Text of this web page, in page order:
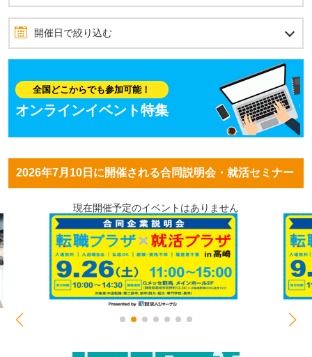
全国のエリアから探す
北海道・東北
北海道
青森県
岩手県
秋田県
宮城県
山形県
福島県
北関東
茨城県
栃木県
群馬県
首都圏
埼玉県
東京都
神奈川県
千葉県
甲信越
山梨県
長野県
新潟県
北陸
石川県
富山県
福井県
東海
愛知県
静岡県
岐阜県
三重県
関西
大阪府
兵庫県
京都府
滋賀県
奈良県
和歌山県
四国
愛媛県
香川県
高知県
徳島県
中国
岡山県
広島県
島根県
鳥取県
山口県
九州・沖縄
福岡県
佐賀県
長崎県
熊本県
大分県
宮崎県
鹿児島県
沖縄県
開催日で絞り込む
2026年7月 8月
月 火 金 土
1 3 4
10 11
19 20 21 22 23 24 25
全国どこからでも参加可能！
オンラインイベント特集
2026年7月10日に開催される合同説明会・就活セミナー
現在開催予定のイベントはありません